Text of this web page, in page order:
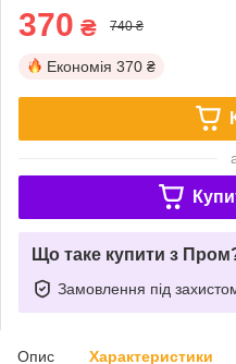
370 ₴ 740 ₴
Економія 370 ₴
Що таке купити з
Замовлення під
Опис Характеристики